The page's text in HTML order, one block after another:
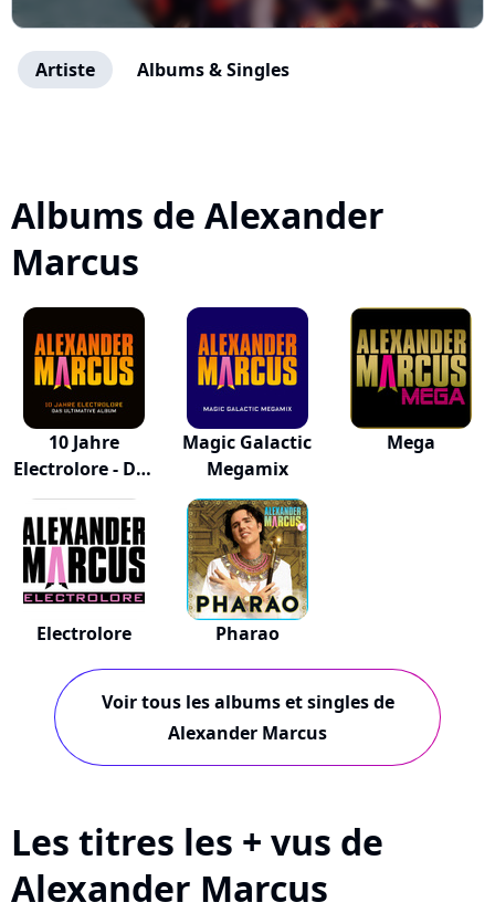
Artiste Albums & Singles
Albums de Alexander
Marcus
10 Jahre
Electrolore - Das
ul...
Magic Galactic
Megamix
Mega
Electrolore Pharao
Voir tous les albums et singles de
Alexander Marcus
Les titres les + vus de
Alexander Marcus